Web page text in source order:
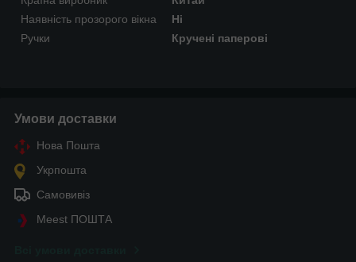
Наявність прозорого вікна
Ні
Ручки
Кручені паперові
Умови доставки
Нова Пошта
Укрпошта
Самовивіз
Meest ПОШТА